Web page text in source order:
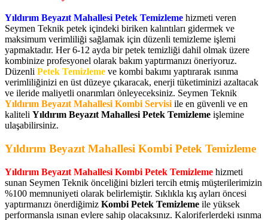
Yıldırım Beyazıt Mahallesi Petek Temizleme hizmeti veren
Seymen Teknik petek içindeki biriken kalıntıları gidermek ve
maksimum verimliliği sağlamak için düzenli temizleme işlemi
yapmaktadır. Her 6-12 ayda bir petek temizliği dahil olmak üzere
kombinize profesyonel olarak bakım yaptırmanızı öneriyoruz.
Düzenli Petek Temizleme ve kombi bakımı yaptırarak ısınma
verimliliğinizi en üst düzeye çıkaracak, enerji tüketiminizi azaltacak
ve ileride maliyetli onarımları önleyeceksiniz. Seymen Teknik
Yıldırım Beyazıt Mahallesi Kombi Servisi ile en güvenli ve en
kaliteli Yıldırım Beyazıt Mahallesi Petek Temizleme işlemine
ulaşabilirsiniz.
Yıldırım Beyazıt Mahallesi Kombi Petek Temizleme
Yıldırım Beyazıt Mahallesi Kombi Petek Temizleme hizmeti
sunan Seymen Teknik önceliğini bizleri tercih etmiş müşterilerimizin
%100 memnuniyeti olarak belirlemiştir. Sıklıkla kış ayları öncesi
yaptırmanızı önerdiğimiz Kombi Petek Temizleme ile yüksek
performansla ısınan evlere sahip olacaksınız. Kaloriferlerdeki ısınma